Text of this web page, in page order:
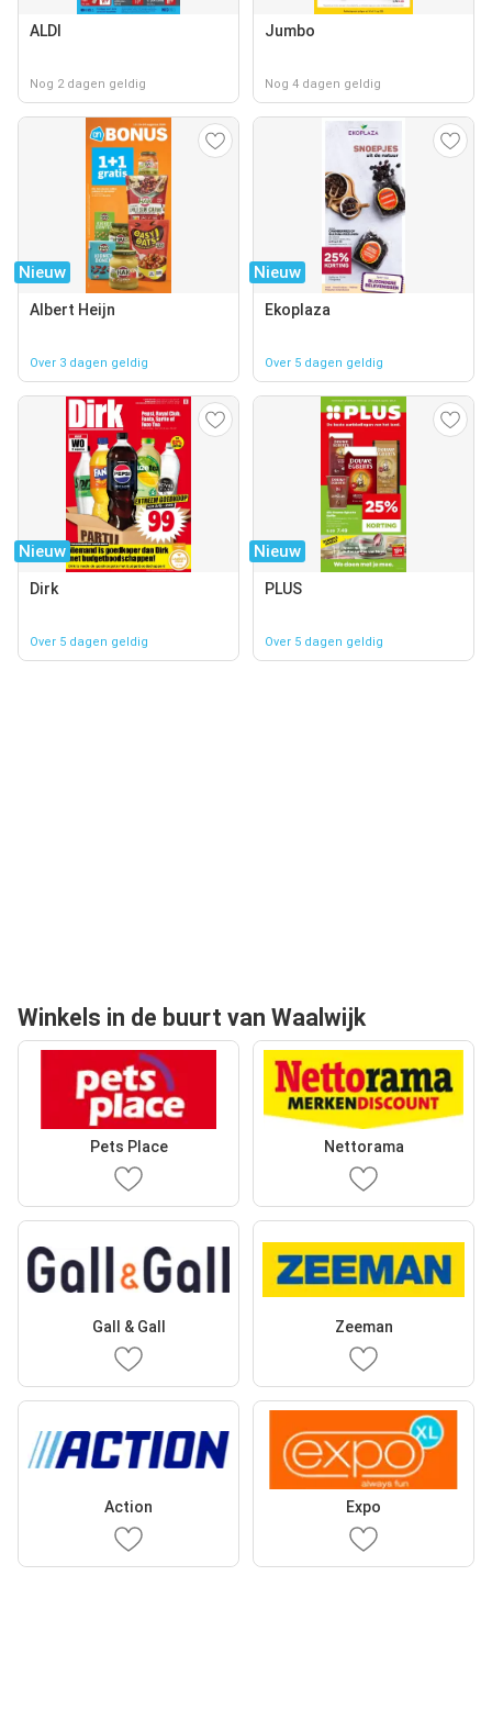
ALDI
Nog 2 dagen geldig
Jumbo
Nog 4 dagen geldig
Nieuw
Albert Heijn
Over 3 dagen geldig
Nieuw
Ekoplaza
Over 5 dagen geldig
Nieuw
Dirk
Over 5 dagen geldig
Nieuw
PLUS
Over 5 dagen geldig
Winkels in de buurt van Waalwijk
Pets Place Nettorama
Gall & Gall Zeeman
Action Expo